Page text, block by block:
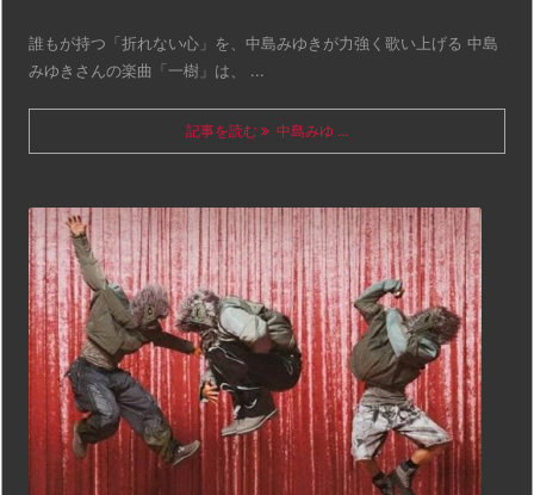
誰もが持つ「折れない心」を、中島みゆきが力強く歌い上げる 中島
みゆきさんの楽曲「一樹」は、 ...
記事を読む 中島みゆ ...